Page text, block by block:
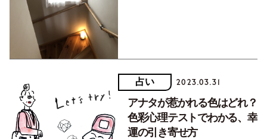
占い 2023.03.31
アナタが惹かれる色はどれ？
色彩心理テストでわかる、幸
運の引き寄せ方